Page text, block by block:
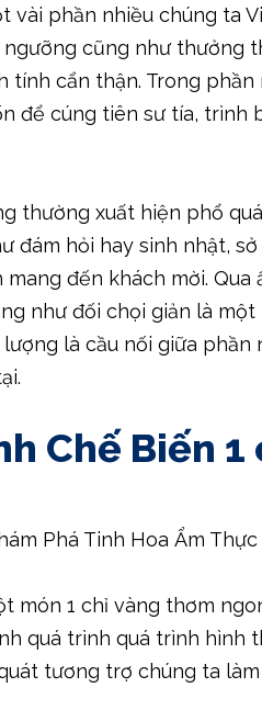
vài phần nhiều chúng ta
cũng như thưởng
tính cẩn thận. Trong
để cúng tiên sư tía, trình
thường xuất hiện phổ
đám hỏi hay sinh nhật,
đến khách mời. Qua
như đối chọi giản là
là cầu nối giữa phần
Chế Biến
món 1 chỉ vàng thơm
quá trình quá trình hình
tương trợ chúng ta